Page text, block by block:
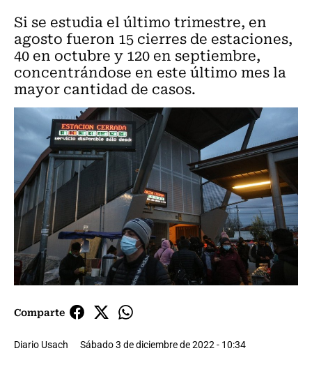
Si se estudia el último trimestre, en
agosto fueron 15 cierres de estaciones,
40 en octubre y 120 en septiembre,
concentrándose en este último mes la
mayor cantidad de casos.
Comparte
Diario Usach Sábado 3 de diciembre de 2022 - 10:34